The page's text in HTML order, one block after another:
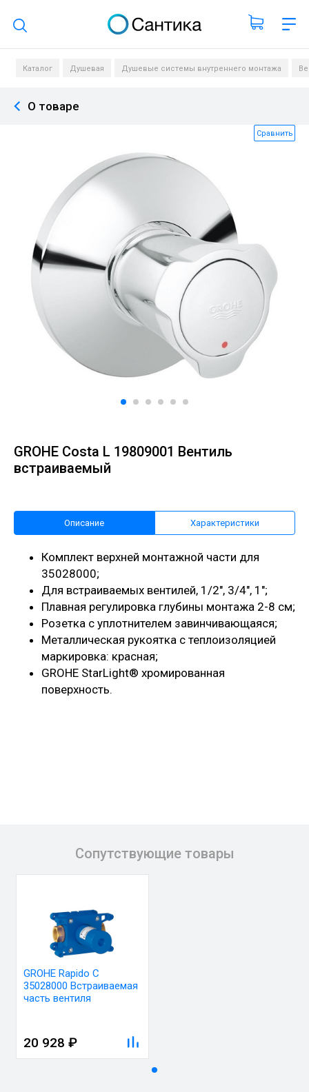
Поиск по каталогу
Каталог Душевая Душевые системы внутреннего монтажа
О товаре
Сравнить
GROHE Costa L 19809001 Вентиль
встраиваемый
Описание Характеристики
Комплект верхней монтажной части для
35028000;
Для встраиваемых вентилей, 1/2", 3/4", 1";
Плавная регулировка глубины монтажа 2-8 см;
Розетка с уплотнителем завинчивающаяся;
Металлическая рукоятка с теплоизоляцией
маркировка: красная;
GROHE StarLight® хромированная
поверхность.
Сопутствующие товары
GROHE Rapido C
35028000 Встраиваемая
часть вентиля
20 928 ₽